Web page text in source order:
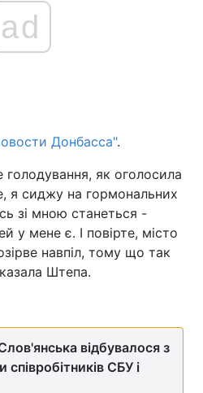
ad
Донбасса".
як оголосила
я сиджу на гормональних
зі мною станеться -
у мене є. І повірте, місто
навпіл, тому що так
Штепа.
відбувалося з
співробітників СБУ і